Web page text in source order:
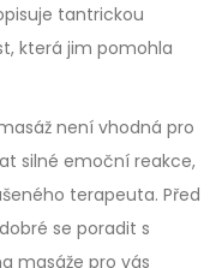
tantrickou
která jim pomohla
není vhodná pro
silné emoční reakce,
terapeuta. Před
se poradit s
masáže pro vás